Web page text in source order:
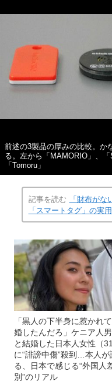
前述の3製品の厚みの比較。か
る。左から「MAMORIO」、「
「Tomoru」
記事を読む
「財布が
「スマートタグ」の実
「黒人の下半身に惹かれ
婚したんだろ」ケニア人
と結婚した日本人女性（31
に“誹謗中傷”殺到…本人が
る、日本で感じる“外国人
別”のリアル